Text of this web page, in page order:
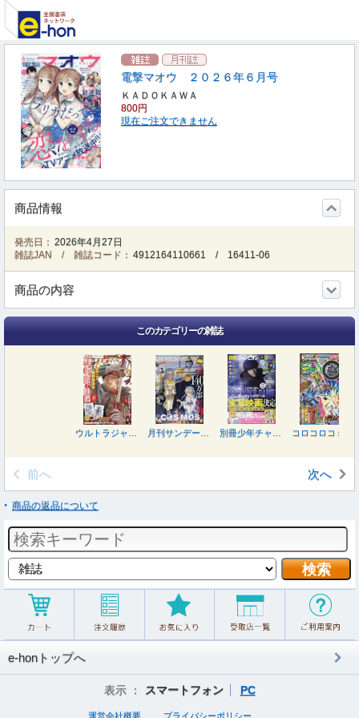
電撃マオウ ２０２６年６月号
ＫＡＤＯＫＡＷＡ
800円
現在ご注文できません
商品情報
発売日： 2026年4月27日
雑誌JAN / 雑誌コード： 4912164110661 / 16411-06
商品の内容
このカテゴリーの雑誌
前へ 次へ
商品の返品について
e-honトップへ
表示 ： スマートフォン PC
運営会社概要 プライバシーポリシー